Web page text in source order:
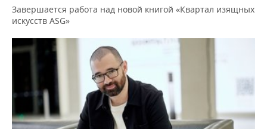
Завершается работа над новой книгой «Квартал изящных
искусств ASG»